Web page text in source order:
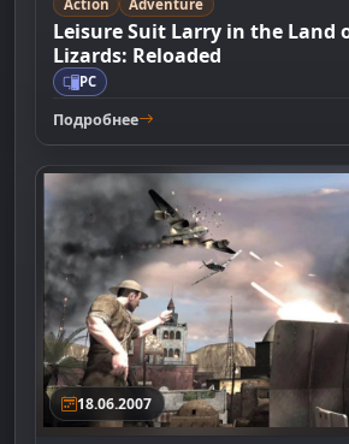
Action Adventure
Leisure Suit Larry in the Land
Lizards: Reloaded
PC
Подробнее
18.06.2007